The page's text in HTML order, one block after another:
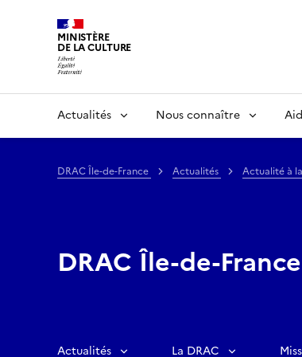
MINISTÈRE
DE LA CULTURE
Actualités Nous connaître
DRAC Île-de-France Actualités Actualité à
DRAC Île-de-France
Actualités La DRAC